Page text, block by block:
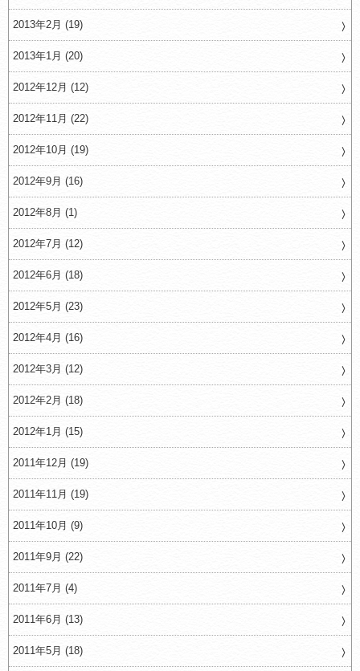
2013年2月 (19)
2013年1月 (20)
2012年12月 (12)
2012年11月 (22)
2012年10月 (19)
2012年9月 (16)
2012年8月 (1)
2012年7月 (12)
2012年6月 (18)
2012年5月 (23)
2012年4月 (16)
2012年3月 (12)
2012年2月 (18)
2012年1月 (15)
2011年12月 (19)
2011年11月 (19)
2011年10月 (9)
2011年9月 (22)
2011年7月 (4)
2011年6月 (13)
2011年5月 (18)